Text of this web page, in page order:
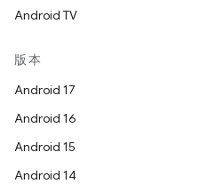
Android TV
版本
Android 17
Android 16
Android 15
Android 14